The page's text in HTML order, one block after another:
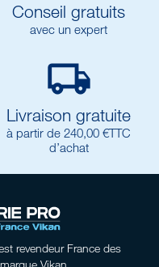
Conseil gratuits
avec un expert

Livraison gratuite
à partir de 240,00 €TTC
d’achat
revendeur France des